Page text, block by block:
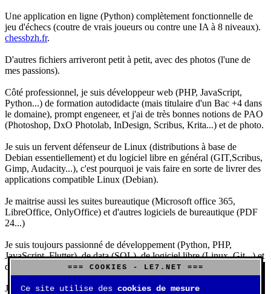
Une application en ligne (Python) complètement fonctionnelle de
jeu d'échecs (coutre de vrais joueurs ou contre une IA à 8 niveaux).
chessbzh.fr.
D'autres fichiers arriveront petit à petit, avec des photos (l'une de
mes passions).
Côté professionnel, je suis développeur web (PHP, JavaScript,
Python...) de formation autodidacte (mais titulaire d'un Bac +4 dans
le domaine), prompt engeneer, et j'ai de très bonnes notions de PAO
(Photoshop, DxO Photolab, InDesign, Scribus, Krita...) et de photo.
Je suis un fervent défenseur de Linux (distributions à base de
Debian essentiellement) et du logiciel libre en général (GIT,Scribus,
Gimp, Audacity...), c'est pourquoi je vais faire en sorte de livrer des
applications compatible Linux (Debian).
Je maitrise aussi les suites bureautique (Microsoft office 365,
LibreOffice, OnlyOffice) et d'autres logiciels de bureautique (PDF
24...)
Je suis toujours passionné de développement (Python, PHP,
JavaScript, Flutter), de data (SQL), de logiciel libre (Linux, Git...) et
d'IA (principalement Claude et DeepSeek).
J'aime jouer, surtout aux jeux de sociétés (Risk, Uno, Scrabble...),
=== COOKIES - LE7.NET ===
Ce site utilise des cookies de mesure